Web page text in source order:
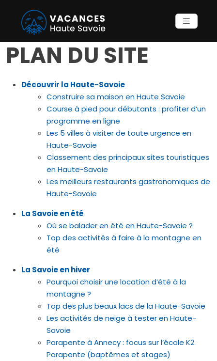
PLAN DU SITE
Découvrir la Haute-Savoie
Construire sa maison en Haute Savoie
Course à pied pour débutants : profiter d’un
programme en ligne
Les 5 villes à visiter de toute urgence en
Haute-Savoie
Classement des principaux sites touristiques
en Haute-Savoie
Les meilleurs restaurants gastronomiques de
Haute-Savoie
La Savoie en été
Où se balader en été en Haute-Savoie ?
Top des activités à faire à la montagne en
été
La Savoie en hiver
Pourquoi choisir une location d’été à la
montagne ?
Top des plus beaux lacs de la Haute-Savoie
Les activités de neige à tester en Haute-
Savoie
Parapente à Annecy : focus sur l’école K2
Parapente (baptêmes et stages)